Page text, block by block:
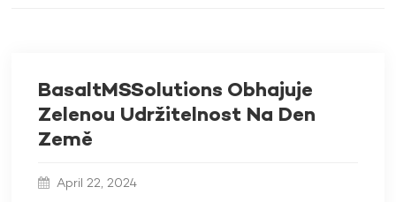
BasaltMSSolutions Obhajuje
Zelenou Udržitelnost Na Den
Země
April 22, 2024